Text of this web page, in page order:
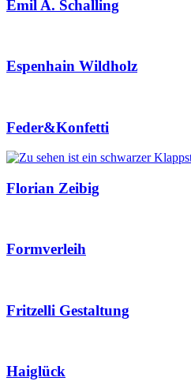
Emil A. Schalling
Espenhain Wildholz
Feder&Konfetti
Florian Zeibig
Formverleih
Fritzelli Gestaltung
Haiglück